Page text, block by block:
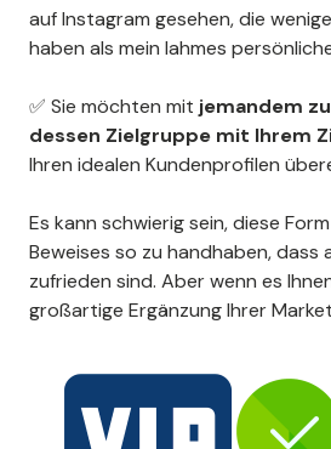
auf Instagram gesehen, die
haben als mein lahmes
✅ Sie möchten mit jemandem
dessen Zielgruppe mit Ihrem
Ihren idealen Kundenprofilen
Es kann schwierig sein, diese
Beweises so zu handhaben, dass
zufrieden sind. Aber wenn es
großartige Ergänzung Ihrer